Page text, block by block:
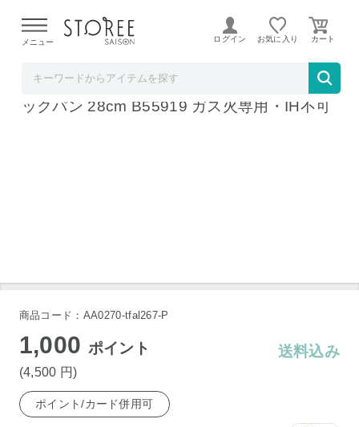
よる配送遅延が発生しております。
メニュー ログイン お気に入り
ティファール T-fal クランベリーレッド ウォ
ックパン 28cm B55919 ガス火専用・IH不可
商品コード：AA0270-tfal267-P
1,000 ポイント
(4,500 円)
送料込み
ポイント/カード併用可